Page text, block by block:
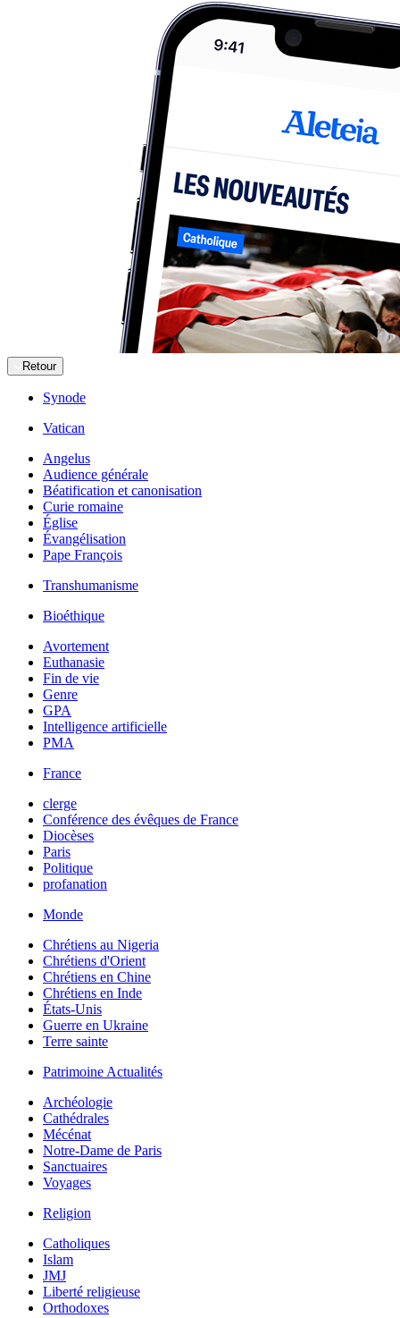
Retour
Synode
Vatican
Angelus
Audience générale
Béatification et canonisation
Curie romaine
Église
Évangélisation
Pape François
Transhumanisme
Bioéthique
Avortement
Euthanasie
Fin de vie
Genre
GPA
Intelligence artificielle
PMA
France
clerge
Conférence des évêques de France
Diocèses
Paris
Politique
profanation
Monde
Chrétiens au Nigeria
Chrétiens d'Orient
Chrétiens en Chine
Chrétiens en Inde
États-Unis
Guerre en Ukraine
Terre sainte
Patrimoine Actualités
Archéologie
Cathédrales
Mécénat
Notre-Dame de Paris
Sanctuaires
Voyages
Religion
Catholiques
Islam
JMJ
Liberté religieuse
Orthodoxes